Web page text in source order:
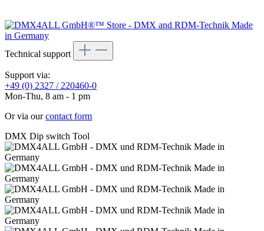
Technical support
Support via:
+49 (0) 2327 / 220460-0
Mon-Thu, 8 am - 1 pm
Or via ourcontact form
DMX Dip switch Tool